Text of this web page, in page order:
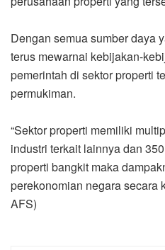
Dengan semua sumber daya
terus mewarnai kebijakan-
pemerintah di sektor properti
permukiman.
“Sektor properti memiliki
industri terkait lainnya dan
properti bangkit maka
perekonomian negara secara
AFS)